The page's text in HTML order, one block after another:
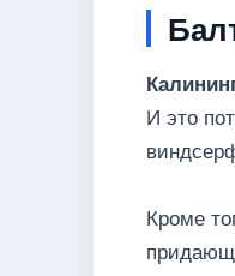
И это
Кроме